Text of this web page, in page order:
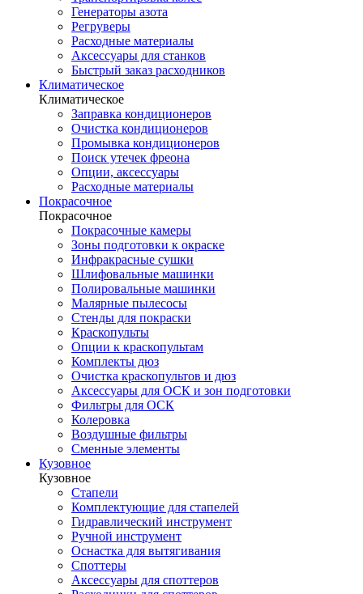
Генераторы азота
Регруверы
Расходные материалы
Аксессуары для станков
Быстрый заказ расходников
Климатическое
Климатическое
Заправка кондиционеров
Очистка кондиционеров
Промывка кондиционеров
Поиск утечек фреона
Опции, аксессуары
Расходные материалы
Покрасочное
Покрасочное
Покрасочные камеры
Зоны подготовки к окраске
Инфракрасные сушки
Шлифовальные машинки
Полировальные машинки
Малярные пылесосы
Стенды для покраски
Краскопульты
Опции к краскопультам
Комплекты дюз
Очистка краскопультов и дюз
Аксессуары для ОСК и зон подготовки
Фильтры для ОСК
Колеровка
Воздушные фильтры
Сменные элементы
Кузовное
Кузовное
Стапели
Комплектующие для стапелей
Гидравлический инструмент
Ручной инструмент
Оснастка для вытягивания
Споттеры
Аксессуары для споттеров